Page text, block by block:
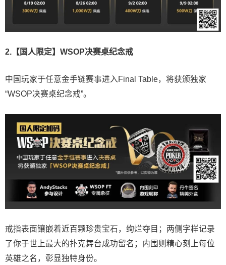
2.【国人限定】WSOP决赛桌纪念戒
中国玩家于任意金手链赛事进入Final Table，将获颁独家
“WSOP决赛桌纪念戒”。
戒指表面镶嵌着近百颗珍贵宝石，绚烂夺目；两侧字样记录
了你于世上最大的扑克舞台成功留名；内围则精心刻上每位
英雄之名，彰显独特身份。